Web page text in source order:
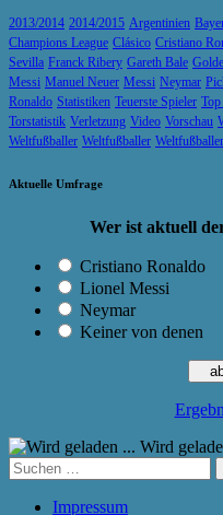
2013/2014 2014/2015 Argentinien
Champions League Clásico Cristiano
Sevilla Franck Ribery Gareth Bale
Messi Manuel Neuer Messi Neymar
Ronaldo Statistiken Teuerste Spieler
Torstatistik Verletzung Video Vorschau
Weltfußballer Weltfußballer
Aktuelle Umfrage
Wer ist aktuell
Cristiano Ronaldo
Lionel Messi
Neymar
Keiner von denen
Wird
Suchen
nach:
Impressum